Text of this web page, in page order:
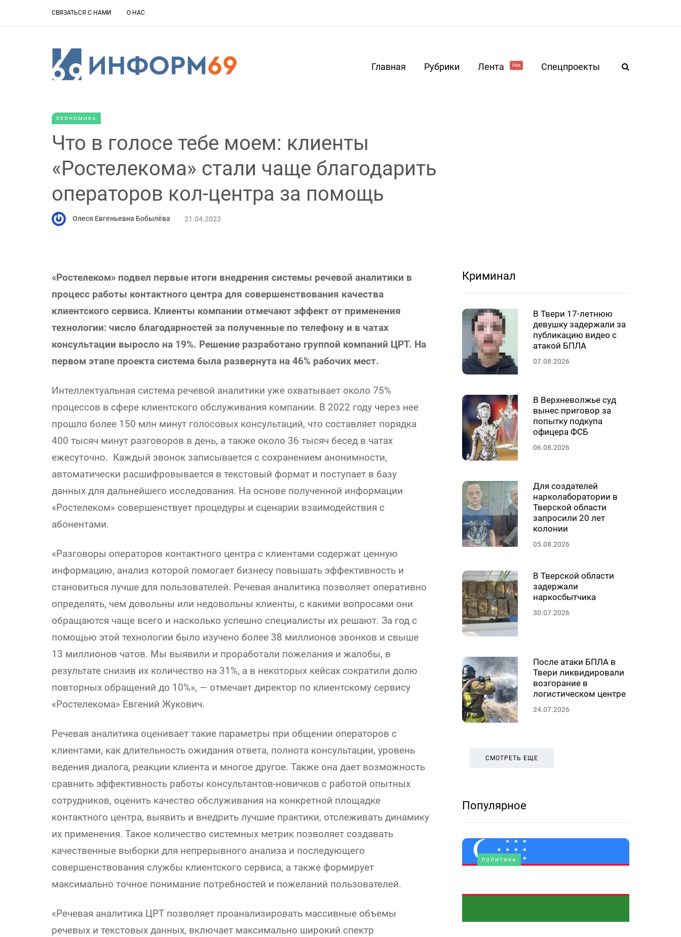
СВЯЗАТЬСЯ С НАМИ О НАС
Главная Рубрики Лента Hot Спецпроекты
ЭКОНОМИКА
Что в голосе тебе моем: клиенты
«Ростелекома» стали чаще благодарить
операторов кол-центра за помощь
Олеся Евгеньевна Бобылёва 21.04.2023
«Ростелеком» подвел первые итоги внедрения системы речевой аналитики в
процесс работы контактного центра для совершенствования качества
клиентского сервиса. Клиенты компании отмечают эффект от применения
технологии: число благодарностей за полученные по телефону и в чатах
консультации выросло на 19%. Решение разработано группой компаний ЦРТ. На
первом этапе проекта система была развернута на 46% рабочих мест.
Интеллектуальная система речевой аналитики уже охватывает около 75%
процессов в сфере клиентского обслуживания компании. В 2022 году через нее
прошло более 150 млн минут голосовых консультаций, что составляет порядка
400 тысяч минут разговоров в день, а также около 36 тысяч бесед в чатах
ежесуточно. Каждый звонок записывается с сохранением анонимности,
автоматически расшифровывается в текстовый формат и поступает в базу
данных для дальнейшего исследования. На основе полученной информации
«Ростелеком» совершенствует процедуры и сценарии взаимодействия с
абонентами.
«Разговоры операторов контактного центра с клиентами содержат ценную
информацию, анализ которой помогает бизнесу повышать эффективность и
становиться лучше для пользователей. Речевая аналитика позволяет оперативно
определять, чем довольны или недовольны клиенты, с какими вопросами они
обращаются чаще всего и насколько успешно специалисты их решают. За год с
помощью этой технологии было изучено более 38 миллионов звонков и свыше
13 миллионов чатов. Мы выявили и проработали пожелания и жалобы, в
результате снизив их количество на 31%, а в некоторых кейсах сократили долю
повторных обращений до 10%», — отмечает директор по клиентскому сервису
«Ростелекома» Евгений Жукович.
Речевая аналитика оценивает такие параметры при общении операторов с
клиентами, как длительность ожидания ответа, полнота консультации, уровень
ведения диалога, реакции клиента и многое другое. Также она дает возможность
сравнить эффективность работы консультантов-новичков с работой опытных
сотрудников, оценить качество обслуживания на конкретной площадке
контактного центра, выявить и внедрить лучшие практики, отслеживать динамику
их применения. Такое количество системных метрик позволяет создавать
качественные выборки для непрерывного анализа и последующего
совершенствования службы клиентского сервиса, а также формирует
максимально точное понимание потребностей и пожеланий пользователей.
«Речевая аналитика ЦРТ позволяет проанализировать массивные объемы
речевых и текстовых данных, включает максимально широкий спектр
Криминал
В Твери 17-летнюю
девушку задержали за
публикацию видео с
атакой БПЛА
07.08.2026
В Верхневолжье суд
вынес приговор за
попытку подкупа
офицера ФСБ
06.08.2026
Для создателей
нарколаборатории в
Тверской области
запросили 20 лет
колонии
05.08.2026
В Тверской области
задержали
наркосбытчика
30.07.2026
После атаки БПЛА в
Твери ликвидировали
возгорание в
логистическом центре
24.07.2026
СМОТРЕТЬ ЕЩЕ
Популярное
ПОЛИТИКА